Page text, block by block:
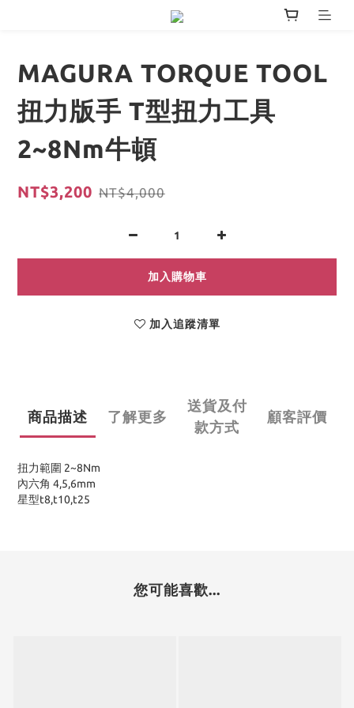
MAGURA TORQUE TOOL
扭力版手 T型扭力工具
2~8Nm牛頓
NT$3,200 NT$4,000
加入購物車
加入追蹤清單
商品描述 了解更多
送貨及付
款方式
顧客評價
扭力範圍 2~8Nm
內六角 4,5,6mm
星型t8,t10,t25
您可能喜歡...